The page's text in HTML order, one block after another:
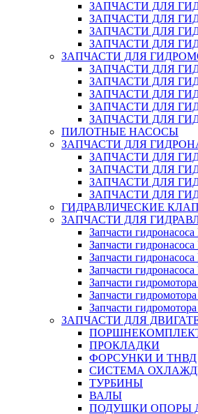
ЗАПЧАСТИ ДЛЯ
ЗАПЧАСТИ ДЛЯ
ЗАПЧАСТИ ДЛЯ
ЗАПЧАСТИ ДЛЯ
ЗАПЧАСТИ ДЛЯ
ЗАПЧАСТИ ДЛЯ
ЗАПЧАСТИ ДЛЯ
ЗАПЧАСТИ ДЛЯ
ЗАПЧАСТИ ДЛЯ
ЗАПЧАСТИ ДЛЯ
ПИЛОТНЫЕ НАСОСЫ
ЗАПЧАСТИ ДЛЯ
ЗАПЧАСТИ ДЛЯ
ЗАПЧАСТИ ДЛЯ
ЗАПЧАСТИ ДЛЯ
ЗАПЧАСТИ ДЛЯ
ГИДРАВЛИЧЕСКИЕ
ЗАПЧАСТИ ДЛЯ
Запчасти
Запчасти
Запчасти
Запчасти
Запчасти
Запчасти
Запчасти
ЗАПЧАСТИ ДЛЯ
ПРОКЛАДКИ
ФОРСУНКИ И ТНВД
СИСТЕМА
ТУРБИНЫ
ВАЛЫ
ПОДУШКИ ОПОРЫ